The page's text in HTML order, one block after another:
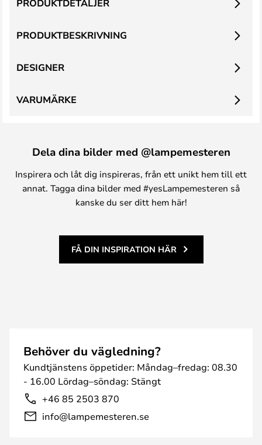
PRODUKTBESKRIVNING
PRODUKTDETALJER
DESIGNER
VARUMÄRKE
Dela dina bilder med @lampemesteren
Inspirera och låt dig inspireras, från ett unikt hem till ett
annat. Tagga dina bilder med #yesLampemesteren så
kanske du ser ditt hem här!
FÅ DIN INSPIRATION HÄR
Behöver du vägledning?
Kundtjänstens öppetider: Måndag–fredag: 08.30
- 16.00 Lördag–söndag: Stängt
+46 85 2503 870
info@lampemesteren.se